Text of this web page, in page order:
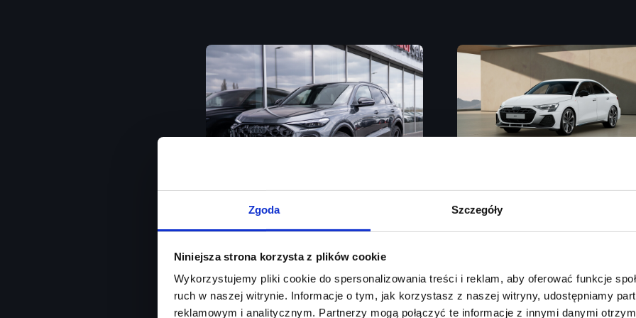
Zgoda Szczegóły
Niniejsza strona korzysta z plików cookie
Wykorzystujemy pliki cookie do spersonalizowania treści i reklam, aby oferować funkcje
ruch w naszej witrynie. Informacje o tym, jak korzystasz z naszej witryny, udostępniamy
reklamowym i analitycznym. Partnerzy mogą połączyć te informacje z innymi danymi
Od ręki / Matrix LED / Akt. tempomat / Martwe pole / Kamera 360
Rok produkcji2026
Moc silnika150 KM